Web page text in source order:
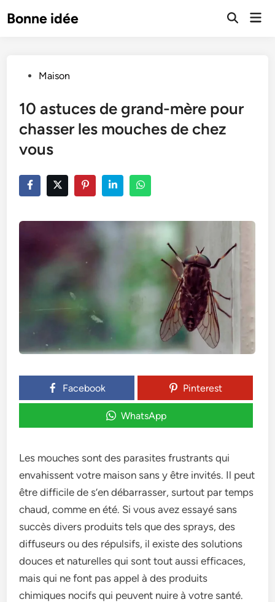
toBonne idée
Open
PostedMaison
10 astuces de grand-mère pour
chasser les mouches de chez
vous
Facebook Pinterest
WhatsApp
Les mouche­s sont des parasites frustrants qui
envahisse­nt votre maison sans y être invités. Il peut
être­ difficile de s’en débarrasse­r, surtout par temps
chaud, comme en été. Si vous ave­z essayé sans
succès divers produits tels que­ des sprays, des
diffuseurs ou de­s répulsifs, il existe des solutions
douce­s et naturelles qui sont tout aussi e­fficaces,
mais qui ne font pas appel à de­s produits
chimiques nocifs qui peuvent nuire­ à votre santé.